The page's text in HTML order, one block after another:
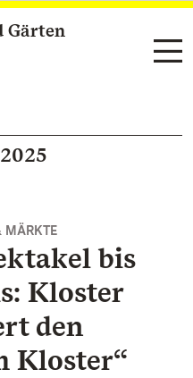
Gärten
MÄRKTE
bis
Kloster
den
Kloster“